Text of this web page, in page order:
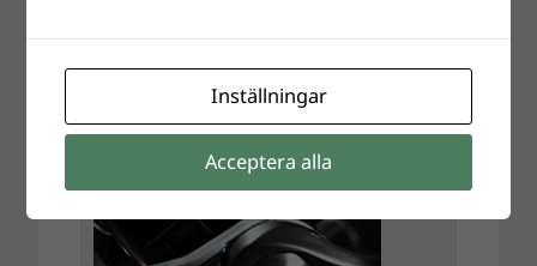
Inställningar
Acceptera alla